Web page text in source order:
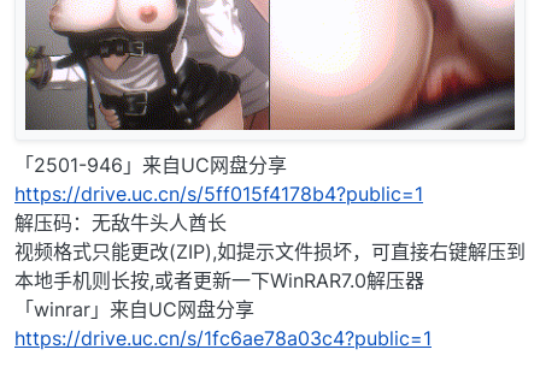
「2501-946」来自UC网盘分享
https://drive.uc.cn/s/5ff015f4178b4?public=1
解压码：无敌牛头人酋长
视频格式只能更改(ZIP),如提示文件损坏，可直接右键解压到
本地手机则长按,或者更新一下WinRAR7.0解压器
「winrar」来自UC网盘分享
https://drive.uc.cn/s/1fc6ae78a03c4?public=1